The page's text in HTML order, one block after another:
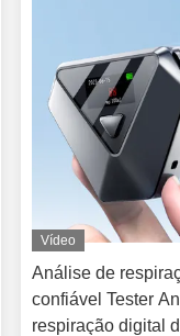
Vídeo
Análise de
confiável Tester
respiração digital